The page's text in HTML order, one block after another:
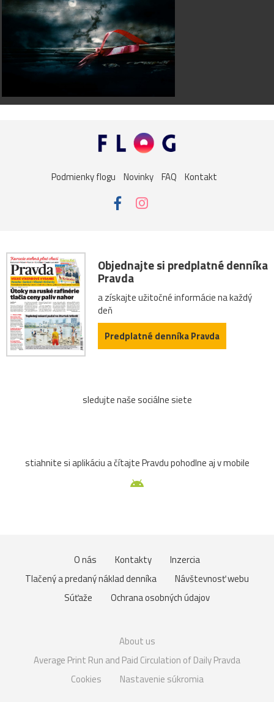
Podmienky flogu Novinky FAQ Kontakt
Objednajte si predplatné denníka
Pravda
a získajte užitočné informácie na každý
deň
Predplatné denníka Pravda
sledujte naše sociálne siete
stiahnite si aplikáciu a čítajte Pravdu pohodlne aj v mobile
O nás Kontakty
Inzercia
Tlačený a predaný náklad denníka
Návštevnosť webu
Súťaže
Ochrana osobných údajov
About us
Average Print Run and Paid Circulation of Daily Pravda
Cookies
Nastavenie súkromia